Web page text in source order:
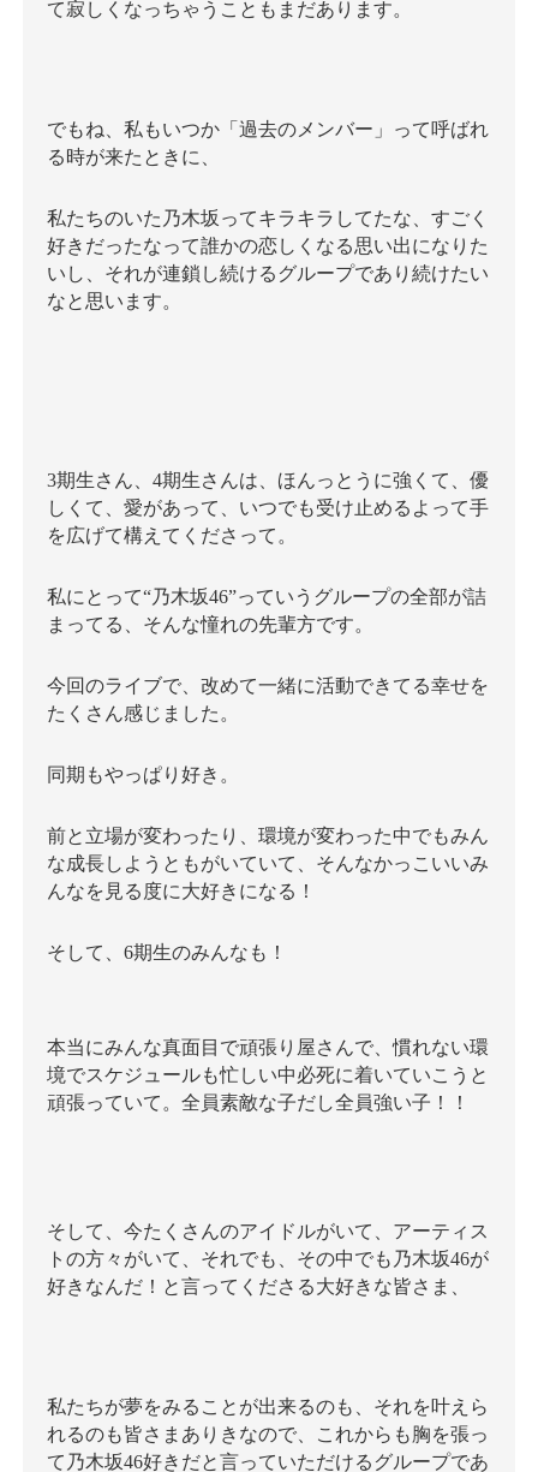
て寂しくなっちゃうこともまだあります。
でもね、私もいつか「過去のメンバー」って呼ばれ
る時が来たときに、
私たちのいた乃木坂ってキラキラしてたな、すごく
好きだったなって誰かの恋しくなる思い出になりた
いし、それが連鎖し続けるグループであり続けたい
なと思います。
3期生さん、4期生さんは、ほんっとうに強くて、優
しくて、愛があって、いつでも受け止めるよって手
を広げて構えてくださって。
私にとって“乃木坂46”っていうグループの全部が詰
まってる、そんな憧れの先輩方です。
今回のライブで、改めて一緒に活動できてる幸せを
たくさん感じました。
同期もやっぱり好き。
前と立場が変わったり、環境が変わった中でもみん
な成長しようともがいていて、そんなかっこいいみ
んなを見る度に大好きになる！
そして、6期生のみんなも！
本当にみんな真面目で頑張り屋さんで、慣れない環
境でスケジュールも忙しい中必死に着いていこうと
頑張っていて。全員素敵な子だし全員強い子！！
そして、今たくさんのアイドルがいて、アーティス
トの方々がいて、それでも、その中でも乃木坂46が
好きなんだ！と言ってくださる大好きな皆さま、
私たちが夢をみることが出来るのも、それを叶えら
れるのも皆さまありきなので、これからも胸を張っ
て乃木坂46好きだと言っていただけるグループであ